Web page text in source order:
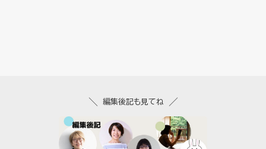
編集後記も見てね